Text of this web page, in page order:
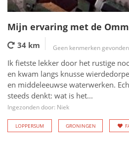
Mijn ervaring met de
34 km Geen kenmerken gevonden
Ik fietste lekker door het rustige
en kwam langs knusse
en middeleeuwse waterwerken.
steeds denkt: wat is het...
Ingezonden door: Niek
LOPPERSUM GRONINGEN